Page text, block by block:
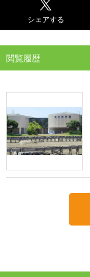
シェアする
閲覧履歴